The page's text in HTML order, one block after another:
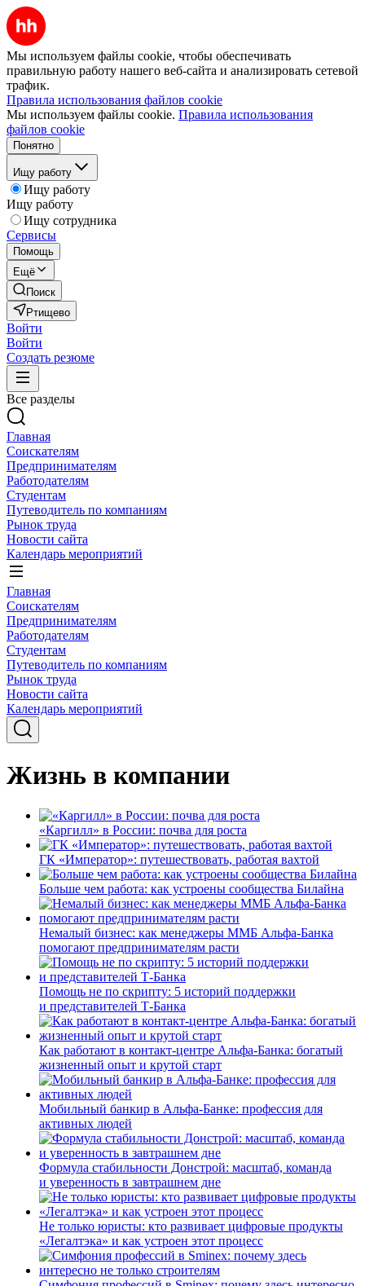
Мы используем файлы cookie, чтобы обеспечивать
правильную работу нашего веб-сайта и анализировать сетевой
трафик.
Правила использования файлов cookie
Мы используем файлы cookie. Правила использования
файлов cookie
Понятно
Ищу работу
Ищу работу
Ищу работу
Ищу сотрудника
Сервисы
Помощь
Ещё
Поиск
Ртищево
Войти
Войти
Создать резюме
Все разделы
Главная
Соискателям
Предпринимателям
Работодателям
Студентам
Путеводитель по компаниям
Рынок труда
Новости сайта
Календарь мероприятий
Главная
Соискателям
Предпринимателям
Работодателям
Студентам
Путеводитель по компаниям
Рынок труда
Новости сайта
Календарь мероприятий
Жизнь в компании
«Каргилл» в России: почва для роста
ГК «Император»: путешествовать, работая вахтой
Больше чем работа: как устроены сообщества Билайна
Немалый бизнес: как менеджеры ММБ Альфа-Банка
помогают предпринимателям расти
Помощь не по скрипту: 5 историй поддержки
и представителей Т-Банка
Как работают в контакт-центре Альфа-Банка: богатый
жизненный опыт и крутой старт
Мобильный банкир в Альфа-Банке: профессия для
активных людей
Формула стабильности Донстрой: масштаб, команда
и уверенность в завтрашнем дне
Не только юристы: кто развивает цифровые продукты
«Легалтэка» и как устроен этот процесс